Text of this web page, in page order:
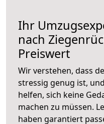
Ihr
nach
Preiswert
Wir verstehen, dass
stressig genug ist,
helfen, sich keine
machen zu müssen.
haben garantiert